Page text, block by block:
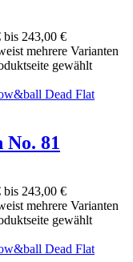
bis 243,00 €
mehrere Varianten
gewählt
81
bis 243,00 €
mehrere Varianten
gewählt